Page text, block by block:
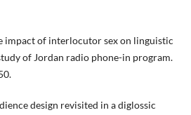
impact of interlocutor sex on linguistic
of Jordan radio phone-in program.
design revisited in a diglossic